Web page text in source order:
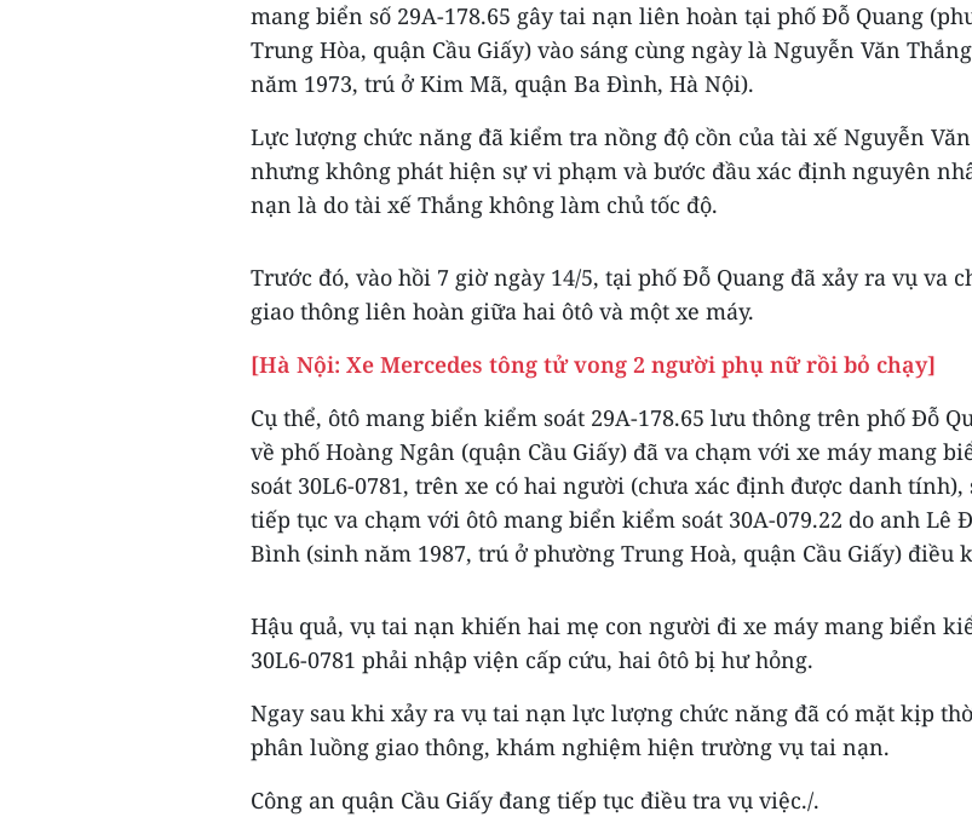
mang biển số 29A-178.65 gây tai nạn liên hoàn tại phố Đỗ Quang
Trung Hòa, quận Cầu Giấy) vào sáng cùng ngày là Nguyễn Văn
năm 1973, trú ở Kim Mã, quận Ba Đình, Hà Nội).
Lực lượng chức năng đã kiểm tra nồng độ cồn của tài xế Nguyễn
nhưng không phát hiện sự vi phạm và bước đầu xác định nguyên
nạn là do tài xế Thắng không làm chủ tốc độ.
Trước đó, vào hồi 7 giờ ngày 14/5, tại phố Đỗ Quang đã xảy ra vụ va
giao thông liên hoàn giữa hai ôtô và một xe máy.
[Hà Nội: Xe Mercedes tông tử vong 2 người phụ nữ rồi bỏ chạy]
Cụ thể, ôtô mang biển kiểm soát 29A-178.65 lưu thông trên phố Đỗ
về phố Hoàng Ngân (quận Cầu Giấy) đã va chạm với xe máy mang
soát 30L6-0781, trên xe có hai người (chưa xác định được danh tính),
tiếp tục va chạm với ôtô mang biển kiểm soát 30A-079.22 do anh Lê
Bình (sinh năm 1987, trú ở phường Trung Hoà, quận Cầu Giấy) điều
Hậu quả, vụ tai nạn khiến hai mẹ con người đi xe máy mang biển
30L6-0781 phải nhập viện cấp cứu, hai ôtô bị hư hỏng.
Ngay sau khi xảy ra vụ tai nạn lực lượng chức năng đã có mặt kịp
phân luồng giao thông, khám nghiệm hiện trường vụ tai nạn.
Công an quận Cầu Giấy đang tiếp tục điều tra vụ việc./.